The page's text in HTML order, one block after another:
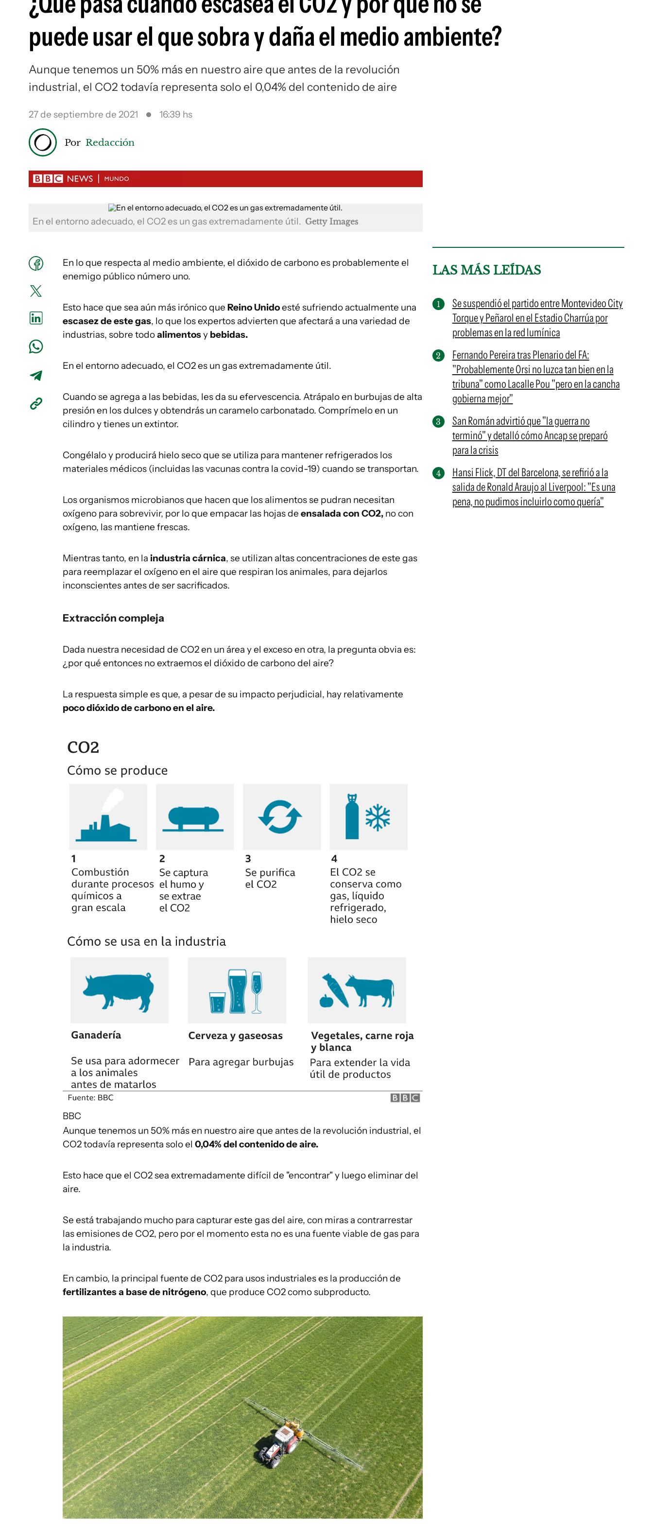
puede usar el que sobra y daña el medio ambiente?
Aunque tenemos un 50% más en nuestro aire que antes de la revolución
industrial, el CO2 todavía representa solo el 0,04% del contenido de aire
27 de septiembre de 2021 16:39 hs
Por Redacción
En el entorno adecuado, el CO2 es un gas extremadamente útil. Getty Images
En lo que respecta al medio ambiente, el dióxido de carbono es probablemente el
enemigo público número uno.
Esto hace que sea aún más irónico que Reino Unidoesté sufriendo actualmente una
escasez deestegas, lo que los expertos advierten que afectará a una variedad de
industrias, sobre todoalimentosy bebidas.
En el entorno adecuado, el CO2 es un gas extremadamente útil.
Cuando se agrega a las bebidas, les da su efervescencia. Atrápalo en burbujas de alta
presión en los dulces y obtendrás un caramelo carbonatado. Comprímelo en un
cilindro y tienes un extintor.
Congélalo y producirá hielo seco que se utiliza para mantener refrigerados los
materiales médicos (incluidas las vacunas contra la covid-19) cuando se transportan.
Los organismos microbianos que hacen que los alimentos se pudran necesitan
oxígeno para sobrevivir, por lo que empacar las hojas de ensalada con CO2, no con
oxígeno, las mantiene frescas.
Mientras tanto, en la industria cárnica, se utilizan altas concentraciones de este gas
para reemplazar el oxígeno en el aire que respiran los animales, para dejarlos
inconscientes antes de ser sacrificados.
Extracción compleja
Dada nuestra necesidad de CO2 en un área y el exceso en otra, la pregunta obvia es:
¿por qué entonces no extraemos el dióxido de carbono del aire?
La respuesta simple es que, a pesar de su impacto perjudicial, hay relativamente
poco dióxido de carbono en el aire.
BBC
Aunque tenemos un 50% más en nuestro aire que antes de la revolución industrial, el
CO2 todavía representa solo el 0,04% del contenido de aire.
Esto hace que el CO2 sea extremadamente difícil de "encontrar" y luego eliminar del
aire.
Se está trabajando mucho para capturar este gas del aire, con miras a contrarrestar
las emisiones de CO2, pero por el momento esta no es una fuente viable de gas para
la industria.
En cambio, la principal fuente de CO2 para usos industriales es la producción de
fertilizantes a base de nitrógeno, que produce CO2 como subproducto.
LAS MÁS LEÍDAS
Se suspendió el partido entre Montevideo City
Torque y Peñarol en el Estadio Charrúa por
problemas en la red lumínica
Fernando Pereira tras Plenario del FA:
"Probablemente Orsi no luzca tan bien en la
tribuna" como Lacalle Pou "pero en la cancha
gobierna mejor"
San Román advirtió que "la guerra no
terminó" y detalló cómo Ancap se preparó
para la crisis
Hansi Flick, DT del Barcelona, se refirió a la
salida de Ronald Araujo al Liverpool: "Es una
pena, no pudimos incluirlo como quería"